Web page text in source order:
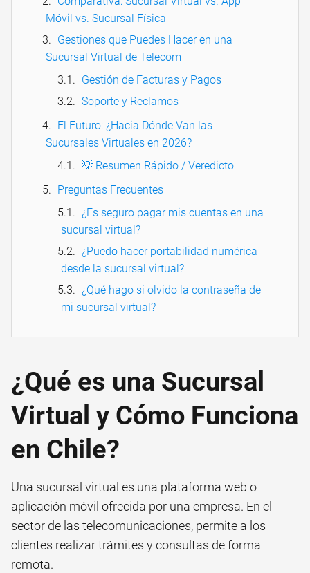
Móvil vs. Sucursal Física
Gestiones que Puedes Hacer en una
Sucursal Virtual de Telecom
Gestión de Facturas y Pagos
Soporte y Reclamos
El Futuro: ¿Hacia Dónde Van las
Sucursales Virtuales en 2026?
💡 Resumen Rápido / Veredicto
Preguntas Frecuentes
¿Es seguro pagar mis cuentas en una
sucursal virtual?
¿Puedo hacer portabilidad numérica
desde la sucursal virtual?
¿Qué hago si olvido la contraseña de
mi sucursal virtual?
¿Qué es una Sucursal
Virtual y Cómo Funciona
en Chile?
Una sucursal virtual es una plataforma web o
aplicación móvil ofrecida por una empresa. En el
sector de las telecomunicaciones, permite a los
clientes realizar trámites y consultas de forma
remota.